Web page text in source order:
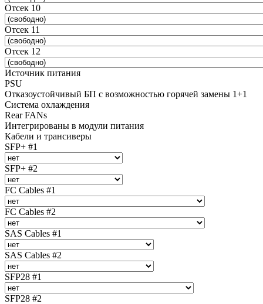
Отсек 10
Отсек 11
Отсек 12
Источник питания
PSU
Отказоустойчивый БП с возможностью горячей замены 1+1
Система охлаждения
Rear FANs
Интегрированы в модули питания
Кабели и трансиверы
SFP+ #1
SFP+ #2
FC Cables #1
FC Cables #2
SAS Cables #1
SAS Cables #2
SFP28 #1
SFP28 #2